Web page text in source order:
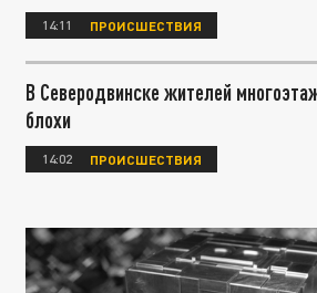
14:11 ПРОИСШЕСТВИЯ
В Северодвинске жителей
блохи
14:02 ПРОИСШЕСТВИЯ